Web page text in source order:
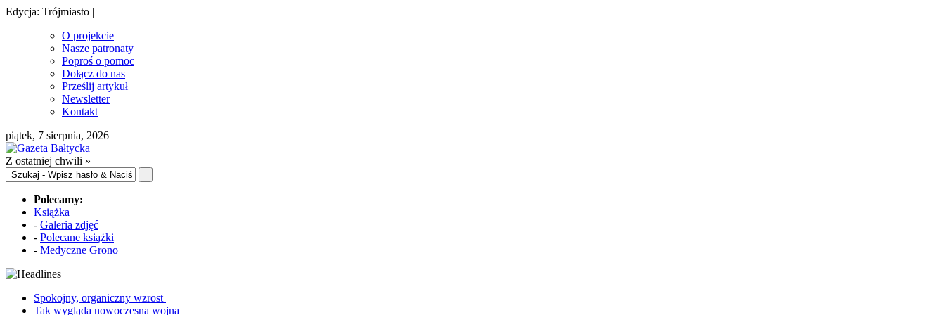
Edycja: Trójmiasto |
O projekcie
Nasze patronaty
Poproś o pomoc
Dołącz do nas
Prześlij artykuł
Newsletter
Kontakt
piątek, 7 sierpnia, 2026
Z ostatniej chwili »
Polecamy:
Książka
- Galeria zdjęć
- Polecane książki
- Medyczne Grono
Spokojny, organiczny wzrost
Tak wygląda nowoczesna wojna